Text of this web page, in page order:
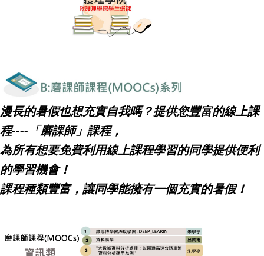
漫長的暑假也想充實自我嗎？提供您豐富的線上課
程---- 「磨課師」課程，
為所有想要免費利用線上課程學習的同學提供便利
的學習機會！
課程種類豐富，讓同學能擁有一個充實的暑假！